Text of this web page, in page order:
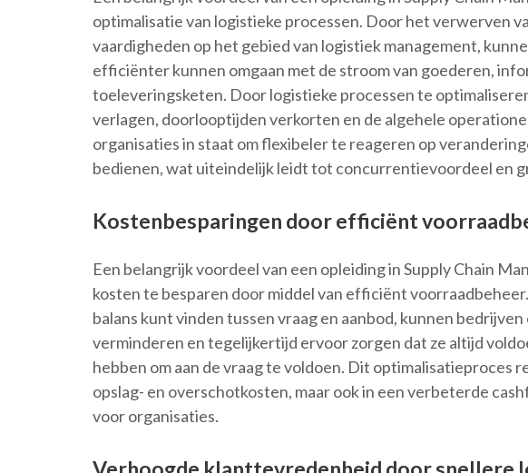
optimalisatie van logistieke processen. Door het verwerven
vaardigheden op het gebied van logistiek management,
efficiënter kunnen omgaan met de stroom van goederen,
toeleveringsketen. Door logistieke processen te
verlagen, doorlooptijden verkorten en de algehele
organisaties in staat om flexibeler te reageren op
bedienen, wat uiteindelijk leidt tot concurrentievoordeel en
Kostenbesparingen door efficiënt
Een belangrijk voordeel van een opleiding in Supply Chain
kosten te besparen door middel van efficiënt
balans kunt vinden tussen vraag en aanbod, kunnen
verminderen en tegelijkertijd ervoor zorgen dat ze altijd
hebben om aan de vraag te voldoen. Dit optimalisatieproces
opslag- en overschotkosten, maar ook in een verbeterde
voor organisaties.